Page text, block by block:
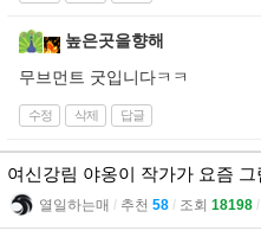
높은곳을향해
무브먼트 굿입니다ㅋㅋ
수정 삭제 답글
여신강림 야옹이 작가가 요즘
열일하는매 l 추천 58 l 조회 18198 l